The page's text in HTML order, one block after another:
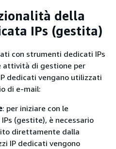
della
IPs (gestita)
con strumenti dedicati IPs
attività di gestione per
dedicati vengano utilizzati
di e-mail:
: per iniziare con le
(gestite), è necessario
direttamente dalla
IP dedicati vengono